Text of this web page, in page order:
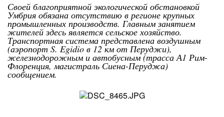
Своей благоприятной экологической обстановкой
Умбрия обязана отсутствию в регионе крупных
промышленных производств. Главным занятием
жителей здесь является сельское хозяйство.
Транспортная система представлена воздушным
(аэропорт S. Egidio в 12 км от Перуджи),
железнодорожным и автобусным (трасса А1 Рим-
Флоренция, магистраль Сиена-Перуджа)
сообщением.